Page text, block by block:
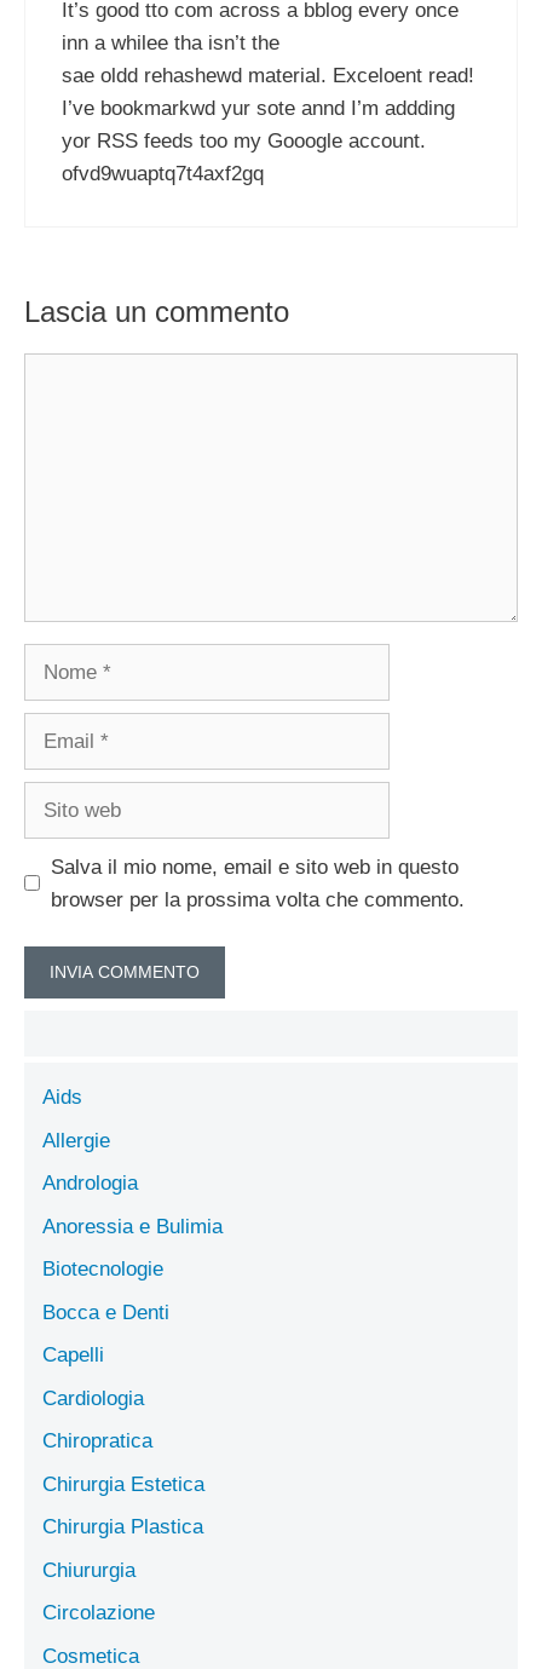
It’s good tto com across a bblog every once
inn a whilee tha isn’t the
sae oldd rehashewd material. Exceloent read!
I’ve bookmarkwd yur sote annd I’m addding
yor RSS feeds too my Gooogle account.
ofvd9wuaptq7t4axf2gq
Lascia un commento
Nome
Email
Sito
Salva il mio nome, email e sito web in questo
browser per la prossima volta che commento.
Aids
Allergie
Andrologia
Anoressia e Bulimia
Biotecnologie
Bocca e Denti
Capelli
Cardiologia
Chiropratica
Chirurgia Estetica
Chirurgia Plastica
Chiururgia
Circolazione
Cosmetica